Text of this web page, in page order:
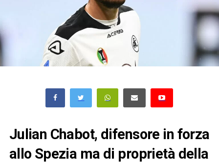
Julian Chabot, difensore in forza
allo Spezia ma di proprietà della